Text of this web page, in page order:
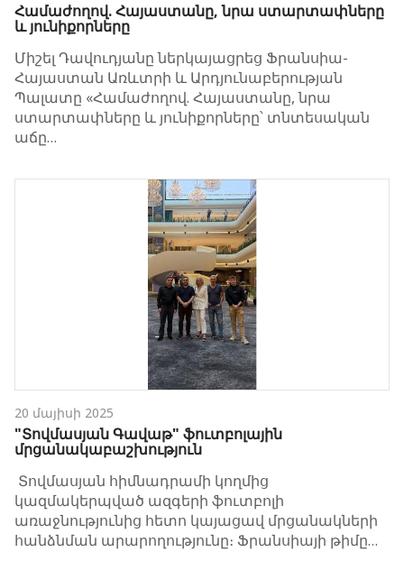
Համաժողով. Հայաստանը, նրա ստարտափները
և յունիքորները
Միշել Դավուդյանը ներկայացրեց Ֆրանսիա-
Հայաստան Առևտրի և Արդյունաբերության
Պալատը «Համաժողով. Հայաստանը, նրա
ստարտափները և յունիքորները՝ տնտեսական
աճը…
20 մայիսի 2025
"Տովմասյան Գավաթ" ֆուտբոլային
մրցանակաբաշխություն
Տովմասյան հիմնադրամի կողմից
կազմակերպված ազգերի ֆուտբոլի
առաջնությունից հետո կայացավ մրցանակների
հանձնման արարողությունը։ Ֆրանսիայի թիմը…